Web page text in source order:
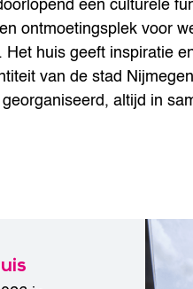
ontmoetingsplek voor
huis geeft inspiratie
van de stad
altijd in